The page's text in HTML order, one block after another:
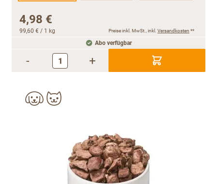
4,98 €
99,60 € / 1 kg Preise inkl. MwSt., inkl. Versandkosten **
Abo verfügbar
- +